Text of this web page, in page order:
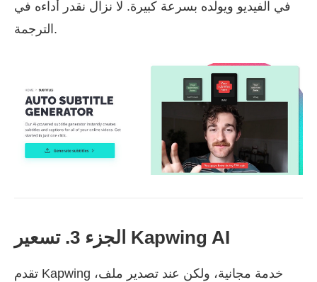
في الفيديو ويولده بسرعة كبيرة. لا نزال نقدر أداءه في
الترجمة.
الجزء 3. تسعير Kapwing AI
تقدم Kapwing خدمة مجانية، ولكن عند تصدير ملف،